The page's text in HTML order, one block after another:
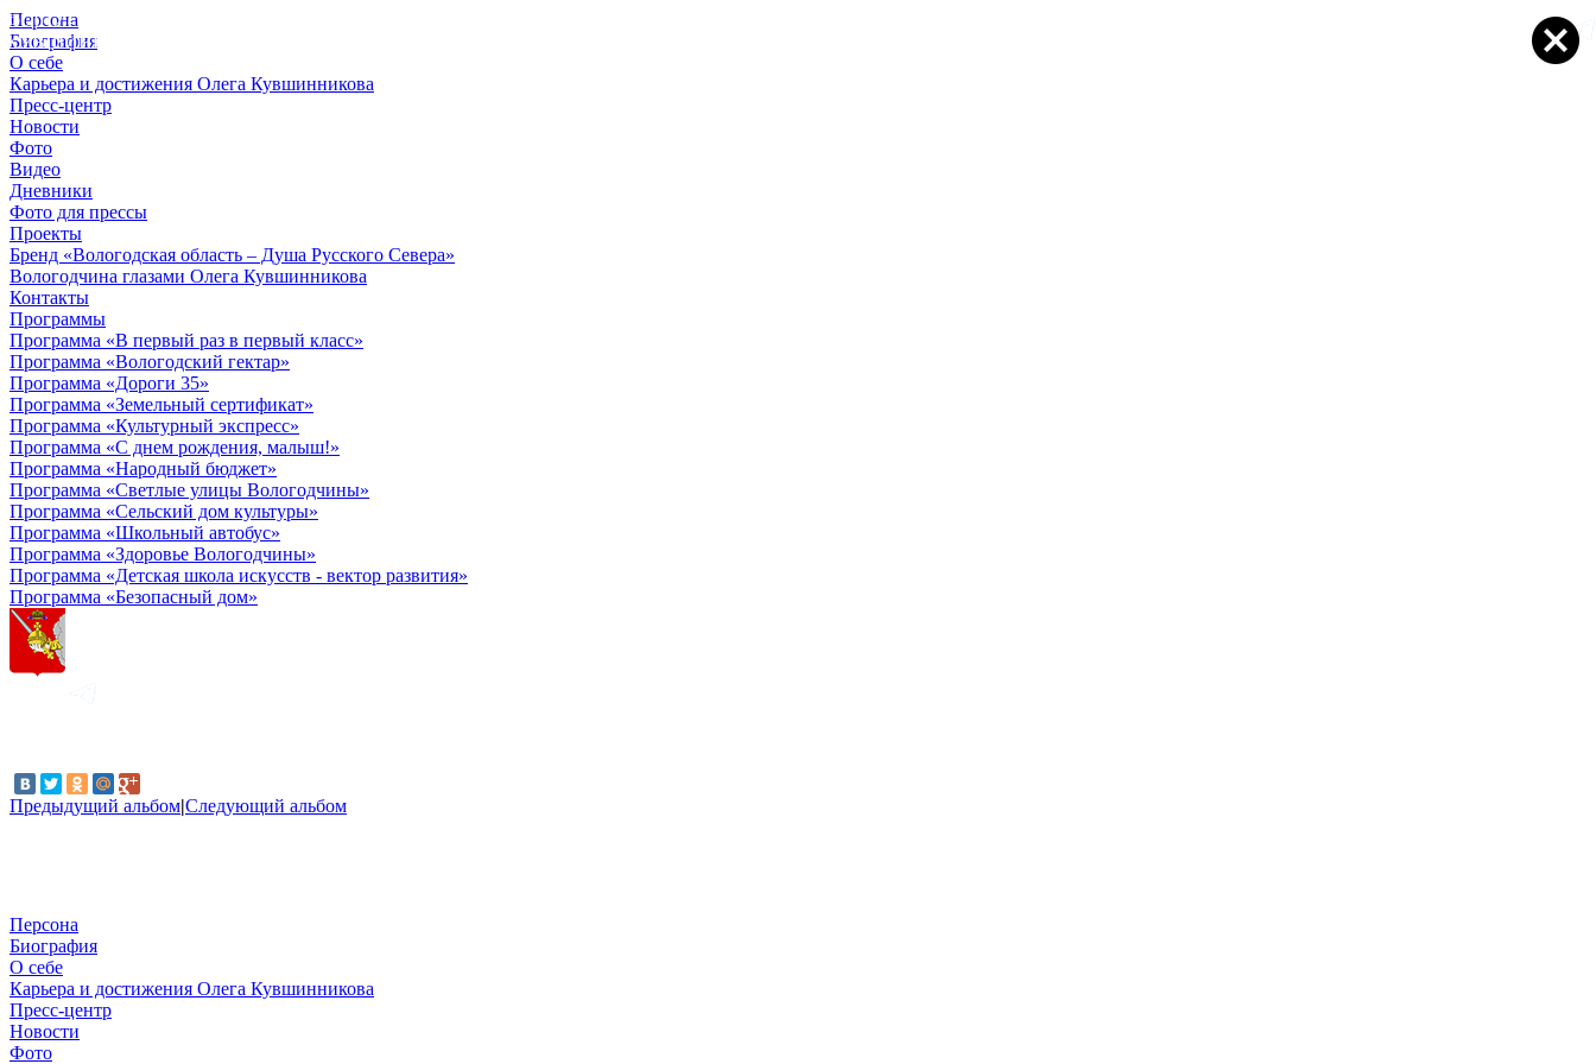
Персона
Биография
О себе
Карьера и достижения Олега Кувшинникова
Пресс-центр
Новости
Фото
Видео
Дневники
Фото для прессы
Проекты
Бренд «Вологодская область – Душа Русского Севера»
Вологодчина глазами Олега Кувшинникова
Контакты
Программы
Программа «В первый раз в первый класс»
Программа «Вологодский гектар»
Программа «Дороги 35»
Программа «Земельный сертификат»
Программа «Культурный экспресс»
Программа «С днем рождения, малыш!»
Программа «Народный бюджет»
Программа «Светлые улицы Вологодчины»
Программа «Сельский дом культуры»
Программа «Школьный автобус»
Программа «Здоровье Вологодчины»
Программа «Детская школа искусств - вектор развития»
Программа «Безопасный дом»
Предыдущий альбом|Следующий альбом
© 2012 - 2023,
КУВШИННИКОВ О.А.
Персона
Биография
О себе
Карьера и достижения Олега Кувшинникова
Пресс-центр
Новости
Фото